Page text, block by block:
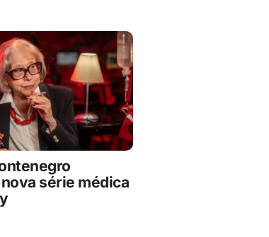
série médica